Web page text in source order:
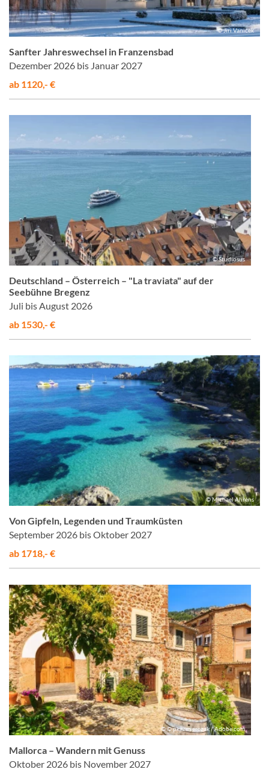
© Jiri Vanicek
Sanfter Jahreswechsel in Franzensbad
Dezember 2026 bis Januar 2027
ab 1120,- €
© Studiosus
Deutschland – Österreich – "La traviata" auf der
Seebühne Bregenz
Juli bis August 2026
ab 1530,- €
© Michael Ahrens
Von Gipfeln, Legenden und Traumküsten
September 2026 bis Oktober 2027
ab 1718,- €
© © pkazmierczak / Adobe.com
Mallorca – Wandern mit Genuss
Oktober 2026 bis November 2027